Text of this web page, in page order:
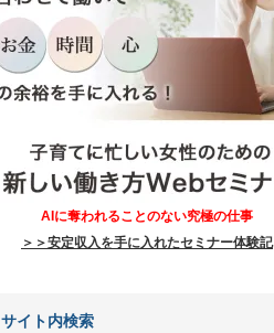
AIに奪われることのない究極の仕事
＞＞安定収入を手に入れたセミナー体験記
サイト内検索